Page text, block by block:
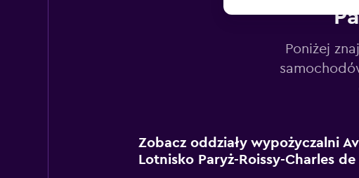
Poniżej
Zobacz oddziały wypożyczalni
Lotnisko Paryż-Roissy-Charles de